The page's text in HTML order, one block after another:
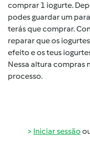
comprar 1 iogurte.
podes guardar um
terás que comprar.
reparar que os
efeito e os teus
Nessa altura compras
processo.
Iniciar sessão